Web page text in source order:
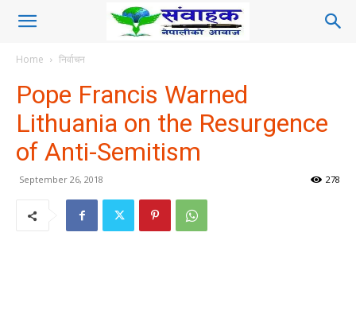
Home निर्वाचन
Pope Francis Warned
Lithuania on the Resurgence
of Anti-Semitism
September 26, 2018 278